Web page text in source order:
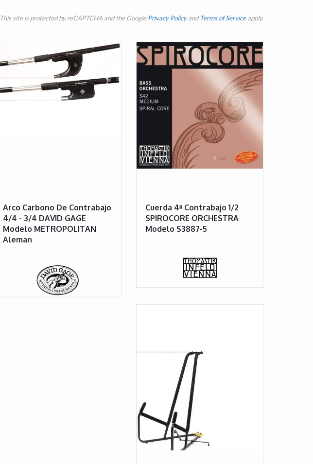
This site is protected by reCAPTCHA and the GooglePrivacy PolicyandTerms of Serviceapply.
Arco Carbono De Contrabajo
4/4 - 3/4 DAVID GAGE
Modelo METROPOLITAN
Aleman
Cuerda 4ª Contrabajo 1/2
SPIROCORE ORCHESTRA
Modelo S3887-5